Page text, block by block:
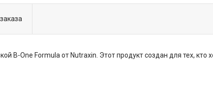
B-One Formula от Nutraxin. Этот продукт создан для тех,